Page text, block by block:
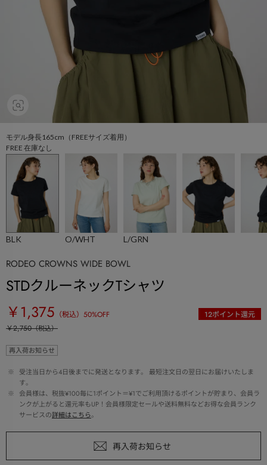
モデル身長165cm（FREEサイズ着用）
FREE 在庫なし
BLK O/WHT L/GRN
RODEO CROWNS WIDE BOWL
STDクルーネックTシャツ
￥1,375 （税込） 50%OFF 12ポイント還元
￥2,750（税込）
再入荷お知らせ
※
受注当日から4日後までに発送となります。 最短注文日の翌日にお届けいたしま
す。
※
会員様は、税抜¥100毎に1ポイント＝¥1でご利用頂けるポイントが貯まり、会員ラ
ンクが上がると還元率もUP！会員様限定セールや送料無料などお得な会員ランク
サービスの詳細はこちら。